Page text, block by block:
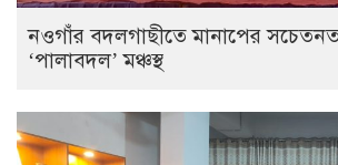
নওগাঁর বদলগাছীতে মানাপের
‘পালাবদল’ মঞ্চস্থ